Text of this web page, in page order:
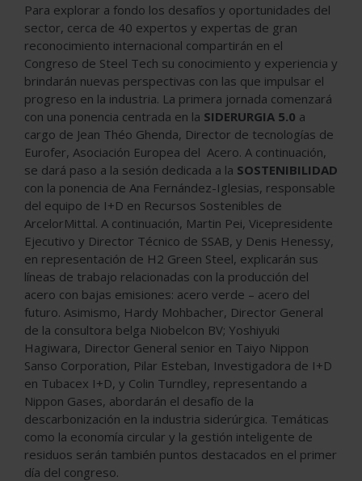
Para explorar a fondo los desafíos y oportunidades del
sector, cerca de 40 expertos y expertas de gran
reconocimiento internacional compartirán en el
Congreso de Steel Tech su conocimiento y experiencia y
brindarán nuevas perspectivas con las que impulsar el
progreso en la industria. La primera jornada comenzará
con una ponencia centrada en la SIDERURGIA 5.0 a
cargo de Jean Théo Ghenda, Director de tecnologías de
Eurofer, Asociación Europea del Acero. A continuación,
se dará paso a la sesión dedicada a la SOSTENIBILIDAD
con la ponencia de Ana Fernández-Iglesias, responsable
del equipo de I+D en Recursos Sostenibles de
ArcelorMittal. A continuación, Martin Pei, Vicepresidente
Ejecutivo y Director Técnico de SSAB, y Denis Henessy,
en representación de H2 Green Steel, explicarán sus
líneas de trabajo relacionadas con la producción del
acero con bajas emisiones: acero verde – acero del
futuro. Asimismo, Hardy Mohbacher, Director General
de la consultora belga Niobelcon BV; Yoshiyuki
Hagiwara, Director General senior en Taiyo Nippon
Sanso Corporation, Pilar Esteban, Investigadora de I+D
en Tubacex I+D, y Colin Turndley, representando a
Nippon Gases, abordarán el desafío de la
descarbonización en la industria siderúrgica. Temáticas
como la economía circular y la gestión inteligente de
residuos serán también puntos destacados en el primer
día del congreso.